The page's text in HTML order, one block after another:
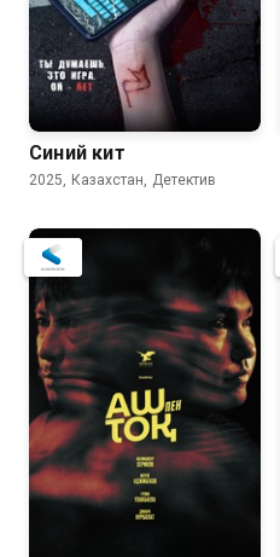
Синий кит
2025, Казахстан, Детектив